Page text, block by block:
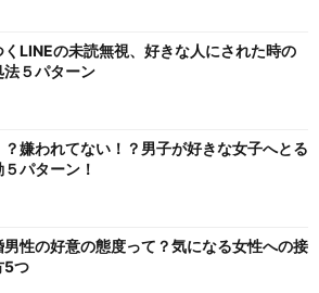
くLINEの未読無視、好きな人にされた時の
法５パターン
？嫌われてない！？男子が好きな女子へとる
パターン！
男性の好意の態度って？気になる女性への接
5つ